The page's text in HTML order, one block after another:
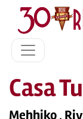
Casa
Mehhiko ,